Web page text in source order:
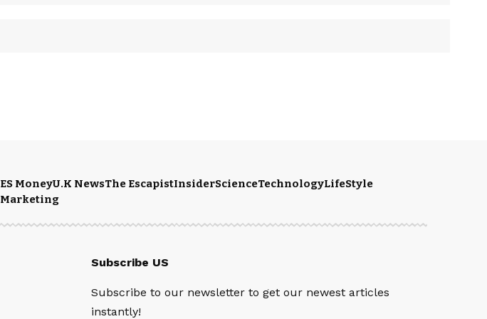
ES MoneyU.K NewsThe EscapistInsiderScienceTechnologyLifeStyle
Marketing
Subscribe US
Subscribe to our newsletter to get our newest articles
instantly!